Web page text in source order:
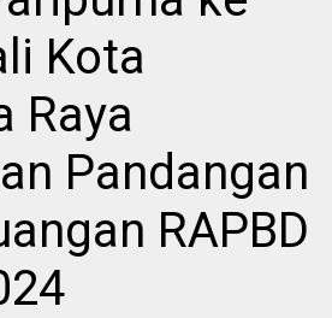
Kota
Raya
Pandangan
RAPBD